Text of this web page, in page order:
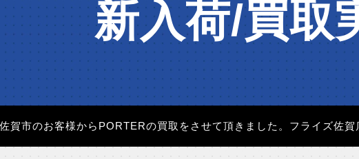
新入荷/買取
佐賀市のお客様からPORTERの買取をさせて頂きました。フライズ佐賀